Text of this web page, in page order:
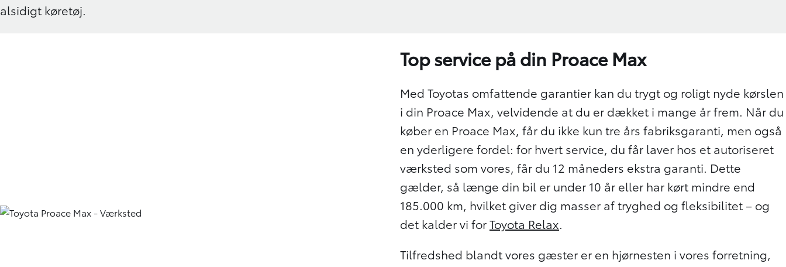
alsidigt køretøj.
Top service på din Proace Max
Med Toyotas omfattende garantier kan du trygt og roligt nyde kørslen
i din Proace Max, velvidende at du er dækket i mange år frem. Når du
køber en Proace Max, får du ikke kun tre års fabriksgaranti, men også
en yderligere fordel: for hvert service, du får laver hos et autoriseret
værksted som vores, får du 12 måneders ekstra garanti. Dette
gælder, så længe din bil er under 10 år eller har kørt mindre end
185.000 km, hvilket giver dig masser af tryghed og fleksibilitet – og
det kalder vi forToyota Relax.
Tilfredshed blandt vores gæster er en hjørnesten i vores forretning,